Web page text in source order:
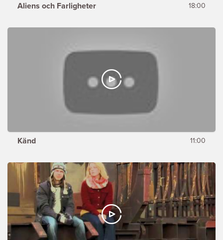
Aliens och Farligheter 18:00
Känd 11:00